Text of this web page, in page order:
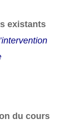
existants
du cours